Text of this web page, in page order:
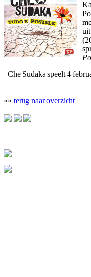
uit
Che Sudaka speelt 4
«« terug naar overzicht